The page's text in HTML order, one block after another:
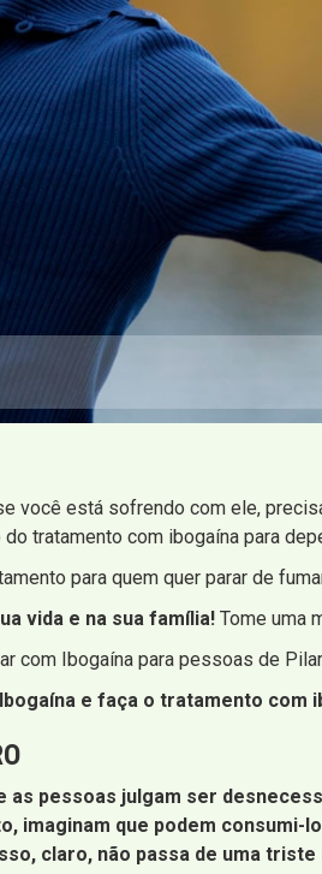
você está sofrendo com ele,
tratamento com ibogaína para
para quem quer parar de
vida e na sua família! Tome uma
com Ibogaína para pessoas de
e faça o tratamento com
pessoas julgam ser
imaginam que podem
claro, não passa de uma triste